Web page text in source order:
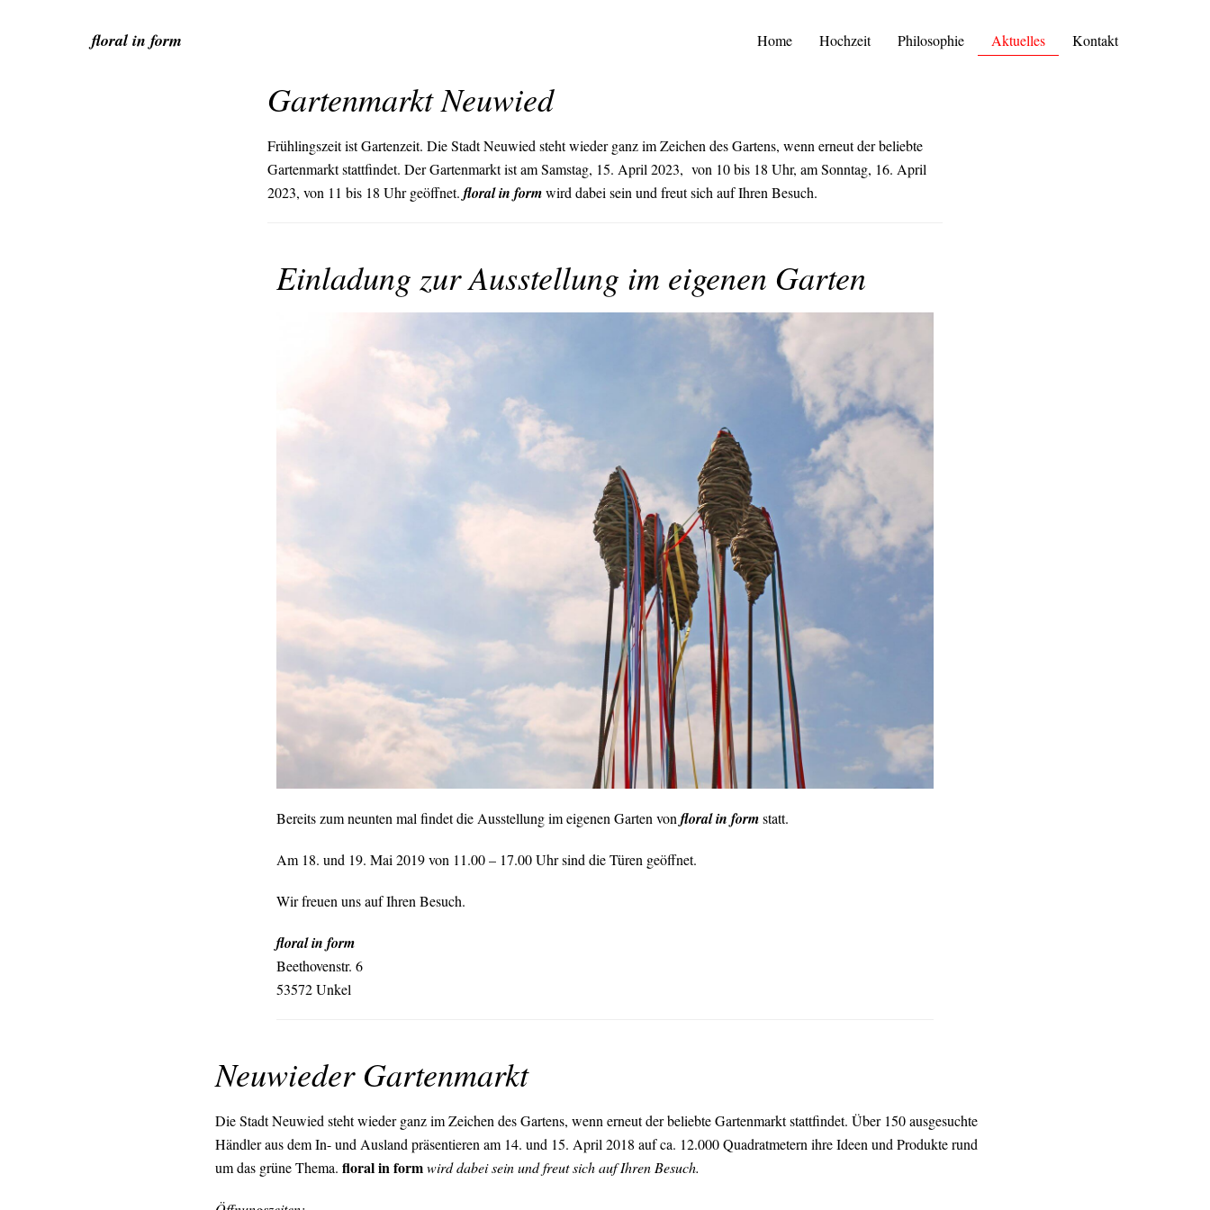
floral in form Home Hochzeit Philosophie Aktuelles Kontakt
Gartenmarkt Neuwied
Frühlingszeit ist Gartenzeit. Die Stadt Neuwied steht wieder ganz im Zeichen des Gartens, wenn erneut der beliebte
Gartenmarkt stattfindet. Der Gartenmarkt ist am Samstag, 15. April 2023, von 10 bis 18 Uhr, am Sonntag, 16. April
2023, von 11 bis 18 Uhr geöffnet. floral in formwird dabei sein und freut sich auf Ihren Besuch.
Einladung zur Ausstellung im eigenen Garten
Bereits zum neunten mal findet die Ausstellung im eigenen Garten von floral in formstatt.
Am 18. und 19. Mai 2019 von 11.00 – 17.00 Uhr sind die Türen geöffnet.
Wir freuen uns auf Ihren Besuch.
floral in form
Beethovenstr. 6
53572 Unkel
Neuwieder Gartenmarkt
Die Stadt Neuwied steht wieder ganz im Zeichen des Gartens, wenn erneut der beliebte Gartenmarkt stattfindet. Über 150 ausgesuchte
Händler aus dem In- und Ausland präsentieren am 14. und 15. April 2018 auf ca. 12.000 Quadratmetern ihre Ideen und Produkte rund
um das grüne Thema. floral in formwird dabei sein und freut sich auf Ihren Besuch.